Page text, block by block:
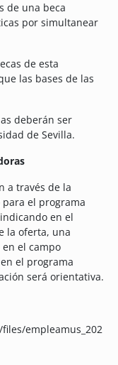
de una beca
por simultanear
de esta
las bases de las
deberán ser
de Sevilla.
a través de la
el programa
en el
la oferta, una
el campo
el programa
será orientativa.
empleamus_202